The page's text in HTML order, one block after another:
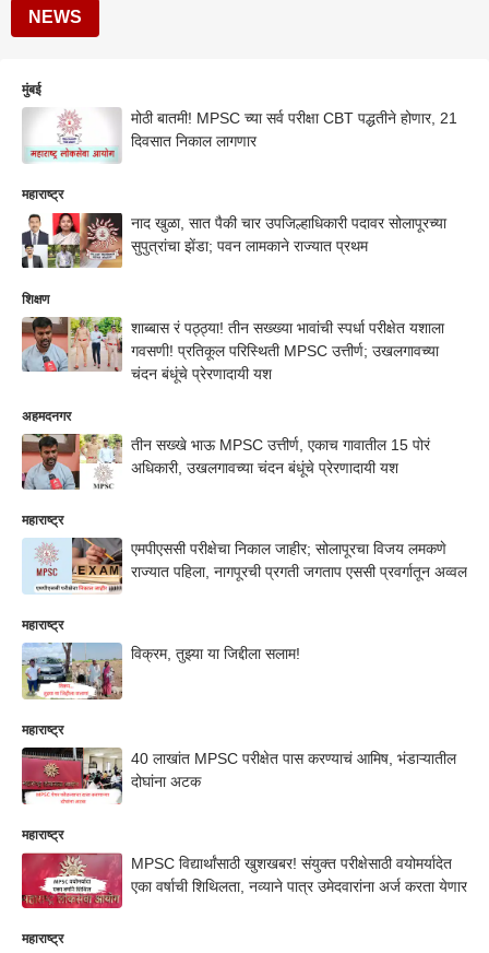
NEWS
मुंबई
मोठी बातमी! MPSC च्या सर्व परीक्षा CBT पद्धतीने होणार, 21
दिवसात निकाल लागणार
महाराष्ट्र
नाद खुळा, सात पैकी चार उपजिल्हाधिकारी पदावर सोलापूरच्या
सुपुत्रांचा झेंडा; पवन लामकाने राज्यात प्रथम
शिक्षण
शाब्बास रं पठ्ठ्या! तीन सख्ख्या भावांची स्पर्धा परीक्षेत यशाला
गवसणी! प्रतिकूल परिस्थिती MPSC उत्तीर्ण; उखलगावच्या
चंदन बंधूंचे प्रेरणादायी यश
अहमदनगर
तीन सख्खे भाऊ MPSC उत्तीर्ण, एकाच गावातील 15 पोरं
अधिकारी, उखलगावच्या चंदन बंधूंचे प्रेरणादायी यश
महाराष्ट्र
एमपीएससी परीक्षेचा निकाल जाहीर; सोलापूरचा विजय लमकणे
राज्यात पहिला, नागपूरची प्रगती जगताप एससी प्रवर्गातून अव्वल
महाराष्ट्र
विक्रम, तुझ्या या जिद्दीला सलाम!
महाराष्ट्र
40 लाखांत MPSC परीक्षेत पास करण्याचं आमिष, भंडाऱ्यातील
दोघांना अटक
महाराष्ट्र
MPSC विद्यार्थांसाठी खुशखबर! संयुक्त परीक्षेसाठी वयोमर्यादेत
एका वर्षाची शिथिलता, नव्याने पात्र उमेदवारांना अर्ज करता येणार
महाराष्ट्र